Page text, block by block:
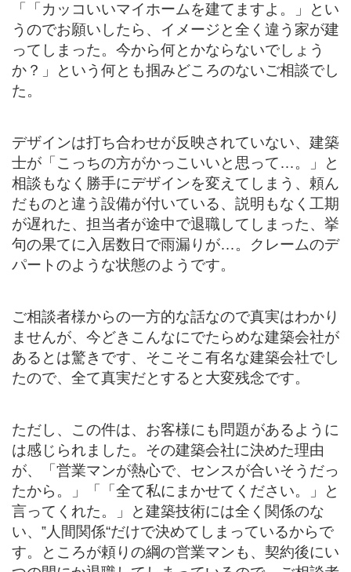
「「カッコいいマイホームを建てますよ。」とい
うのでお願いしたら、イメージと全く違う家が建
ってしまった。今から何とかならないでしょう
か？」という何とも掴みどころのないご相談でし
た。
デザインは打ち合わせが反映されていない、建築
士が「こっちの方がかっこいいと思って…。」と
相談もなく勝手にデザインを変えてしまう、頼ん
だものと違う設備が付いている、説明もなく工期
が遅れた、担当者が途中で退職してしまった、挙
句の果てに入居数日で雨漏りが…。クレームのデ
パートのような状態のようです。
ご相談者様からの一方的な話なので真実はわかり
ませんが、今どきこんなにでたらめな建築会社が
あるとは驚きです、そこそこ有名な建築会社でし
たので、全て真実だとすると大変残念です。
ただし、この件は、お客様にも問題があるように
は感じられました。その建築会社に決めた理由
が、「営業マンが熱心で、センスが合いそうだっ
たから。」「「全て私にまかせてください。」と
言ってくれた。」と建築技術には全く関係のな
い、‟人間関係“だけで決めてしまっているからで
す。ところが頼りの綱の営業マンも、契約後にい